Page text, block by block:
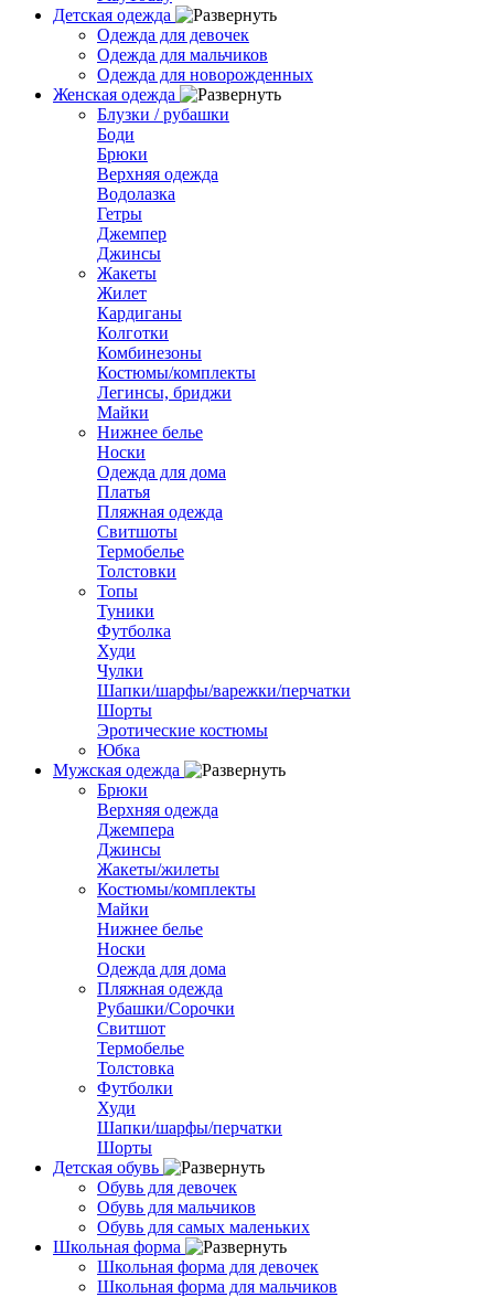
Детская одежда
Одежда для девочек
Одежда для мальчиков
Одежда для новорожденных
Женская одежда
Блузки / рубашки
Боди
Брюки
Верхняя одежда
Водолазка
Гетры
Джемпер
Джинсы
Жакеты
Жилет
Кардиганы
Колготки
Комбинезоны
Костюмы/комплекты
Легинсы, бриджи
Майки
Нижнее белье
Носки
Одежда для дома
Платья
Пляжная одежда
Свитшоты
Термобелье
Толстовки
Топы
Туники
Футболка
Худи
Чулки
Шапки/шарфы/варежки/перчатки
Шорты
Эротические костюмы
Юбка
Мужская одежда
Брюки
Верхняя одежда
Джемпера
Джинсы
Жакеты/жилеты
Костюмы/комплекты
Майки
Нижнее белье
Носки
Одежда для дома
Пляжная одежда
Рубашки/Сорочки
Свитшот
Термобелье
Толстовка
Футболки
Худи
Шапки/шарфы/перчатки
Шорты
Детская обувь
Обувь для девочек
Обувь для мальчиков
Обувь для самых маленьких
Школьная форма
Школьная форма для девочек
Школьная форма для мальчиков